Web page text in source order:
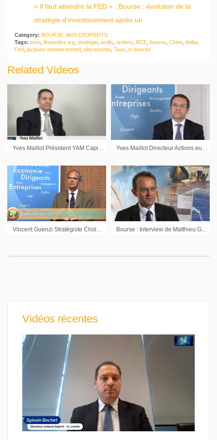
« Il faut attendre la FED » : Bourse : évolution de la
stratégie d'investissement après un
Category: BOURSE, AVIS D'EXPERTS
Tags: euro financière icg stratégie actifs actions BCE bourse Chine dollar,
Fed jacques-antoine bretteil placements Taux tv bourse
Related Videos
Yves Maillot Président YAM Capital : « Les investisseurs sont obligés d’aller chercher plus de risque pour un rendement marginal supérieur très faible » Yves Maillot Directeur Actions européennes Natixis AM : « Vers des secteurs défensifs et de croissance »
Vidéos récentes